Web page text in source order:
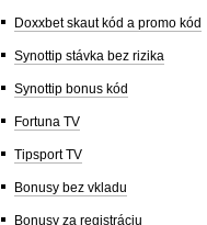
Doxxbet skaut kód a promo kód
Synottip stávka bez rizika
Synottip bonus kód
Fortuna TV
Tipsport TV
Bonusy bez vkladu
Bonusy za registráciu